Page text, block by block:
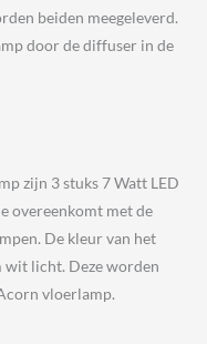
beiden meegeleverd.
door de diffuser in de
zijn 3 stuks 7 Watt LED
overeenkomt met de
De kleur van het
wit licht. Deze worden
vloerlamp.